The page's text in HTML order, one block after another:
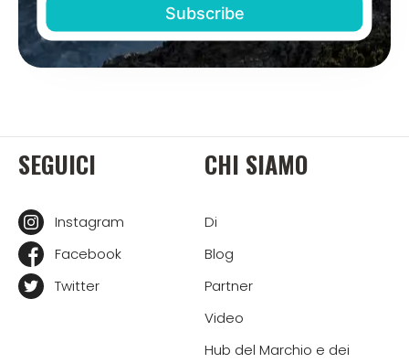
SEGUICI
Instagram
Facebook
Twitter
CHI SIAMO
Di
Blog
Partner
Video
Hub del Marchio e dei